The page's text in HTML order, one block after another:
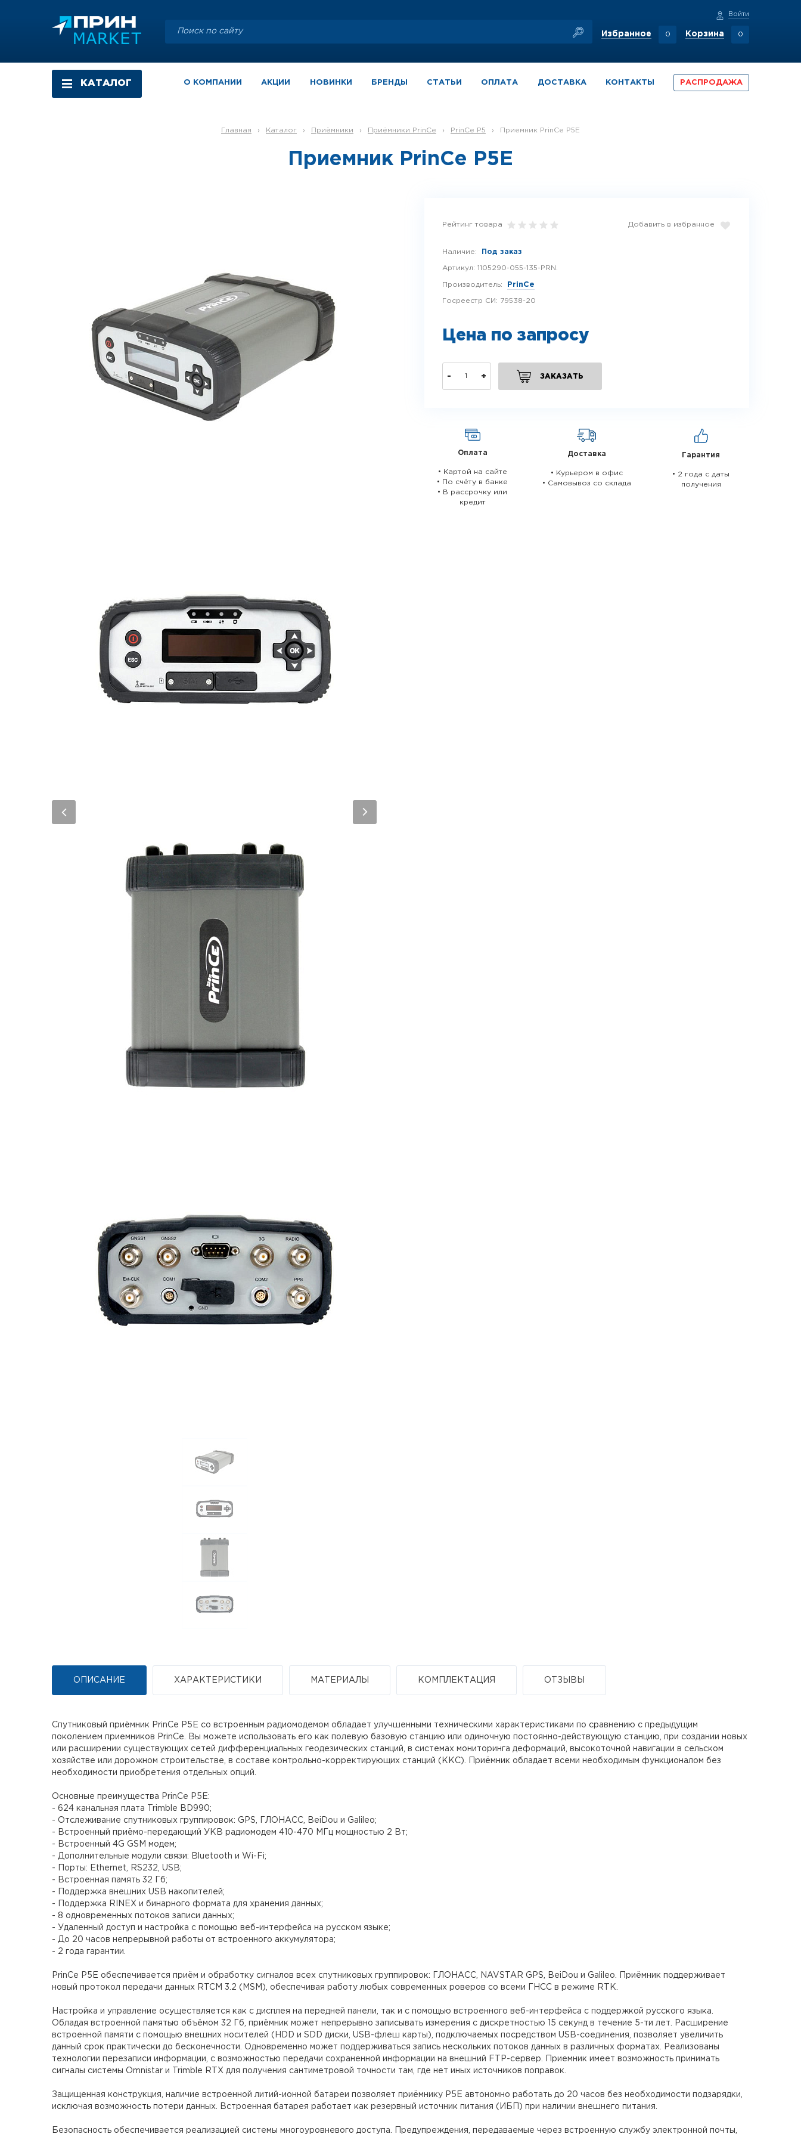
0
Избранное 0
Корзина
Войти
КАТАЛОГ О КОМПАНИИ АКЦИИ НОВИНКИ БРЕНДЫ СТАТЬИ ОПЛАТА ДОСТАВКА КОНТАКТЫ РАСПРОДАЖА
Главная › Каталог › Приёмники › Приёмники PrinCe › PrinCe P5 › Приемник PrinCe P5E
Приемник PrinCe P5E
Рейтинг товара Добавить в избранное
Наличие: Под заказ
Артикул: 1105290-055-135-PRN.
Производитель: PrinCe
Госреестр СИ: 79538-20
Цена по запросу
- + ЗАКАЗАТЬ
Оплата
• Картой на сайте
• По счёту в банке
• В рассрочку или
кредит
Доставка
• Курьером в офис
• Самовывоз со склада
Гарантия
• 2 года c даты
получения
ОПИСАНИЕ ХАРАКТЕРИСТИКИ МАТЕРИАЛЫ КОМПЛЕКТАЦИЯ ОТЗЫВЫ
Спутниковый приёмник PrinCe P5E со встроенным радиомодемом обладает улучшенными техническими характеристиками по сравнению с предыдущим
поколением приемников PrinCe. Вы можете использовать его как полевую базовую станцию или одиночную постоянно-действующую станцию, при создании новых
или расширении существующих сетей дифференциальных геодезических станций, в системах мониторинга деформаций, высокоточной навигации в сельском
хозяйстве или дорожном строительстве, в составе контрольно-корректирующих станций (ККС). Приёмник обладает всеми необходимым функционалом без
необходимости приобретения отдельных опций.
Основные преимущества PrinCe P5E:
- 624 канальная плата Trimble BD990;
- Отслеживание спутниковых группировок: GPS, ГЛОНАСС, BeiDou и Galileo;
- Встроенный приёмо-передающий УКВ радиомодем 410-470 МГц мощностью 2 Вт;
- Встроенный 4G GSM модем;
- Дополнительные модули связи: Bluetooth и Wi-Fi;
- Порты: Ethernet, RS232, USB;
- Встроенная память 32 Гб;
- Поддержка внешних USB накопителей;
- Поддержка RINEX и бинарного формата для хранения данных;
- 8 одновременных потоков записи данных;
- Удаленный доступ и настройка с помощью веб-интерфейса на русском языке;
- До 20 часов непрерывной работы от встроенного аккумулятора;
- 2 года гарантии.
PrinCe P5E обеспечивается приём и обработку сигналов всех спутниковых группировок: ГЛОНАСС, NAVSTAR GPS, BeiDou и Galileo. Приёмник поддерживает
новый протокол передачи данных RTCM 3.2 (MSM), обеспечивая работу любых современных роверов со всеми ГНСС в режиме RTK.
Настройка и управление осуществляется как с дисплея на передней панели, так и с помощью встроенного веб-интерфейса с поддержкой русского языка.
Обладая встроенной памятью объёмом 32 Гб, приёмник может непрерывно записывать измерения с дискретностью 15 секунд в течение 5-ти лет. Расширение
встроенной памяти с помощью внешних носителей (HDD и SDD диски, USB-флеш карты), подключаемых посредством USB-соединения, позволяет увеличить
данный срок практически до бесконечности. Одновременно может поддерживаться запись нескольких потоков данных в различных форматах. Реализованы
технологии перезаписи информации, с возможностью передачи сохраненной информации на внешний FTP-сервер. Приемник имеет возможность принимать
сигналы системы Omnistar и Trimble RTX для получения сантиметровой точности там, где нет иных источников поправок.
Защищенная конструкция, наличие встроенной литий-ионной батареи позволяет приёмнику P5E автономно работать до 20 часов без необходимости подзарядки,
исключая возможность потери данных. Встроенная батарея работает как резервный источник питания (ИБП) при наличии внешнего питания.
Безопасность обеспечивается реализацией системы многоуровневого доступа. Предупреждения, передаваемые через встроенную службу электронной почты,